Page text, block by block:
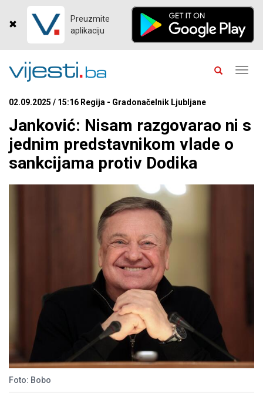
Preuzmite
aplikaciju
02.09.2025 / 15:16 Regija - Gradonačelnik Ljubljane
Janković: Nisam razgovarao ni s
jednim predstavnikom vlade o
sankcijama protiv Dodika
Foto: Bobo